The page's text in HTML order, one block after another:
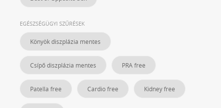
EGÉSZSÉGÜGYI SZŰRÉSEK
Könyök diszplázia mentes
Csípő diszplázia mentes PRA free
Patella free Cardio free Kidney free